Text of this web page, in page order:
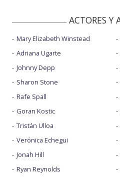
ACTORES Y
Mary Elizabeth Winstead
Adriana Ugarte
Johnny Depp
Sharon Stone
Rafe Spall
Goran Kostic
Tristán Ulloa
Verónica Echegui
Jonah Hill
Ryan Reynolds